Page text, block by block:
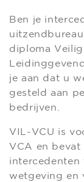
Ben je
diploma
je aan dat u
gesteld aan
bedrijven.
VIL-VCU is
VCA en bevat
intercedenten
wetgeving en